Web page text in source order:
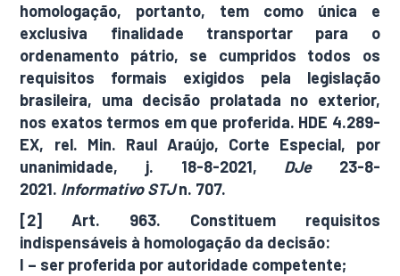
homologação, portanto, tem como única e
exclusiva finalidade transportar para o
ordenamento pátrio, se cumpridos todos os
requisitos formais exigidos pela legislação
brasileira, uma decisão prolatada no exterior,
nos exatos termos em que proferida. HDE 4.289-
EX, rel. Min. Raul Araújo, Corte Especial, por
unanimidade, j. 18-8-2021, DJe 23-8-
2021. Informativo STJn. 707.
[2] Art. 963. Constituem requisitos
indispensáveis à homologação da decisão:
I – ser proferida por autoridade competente;